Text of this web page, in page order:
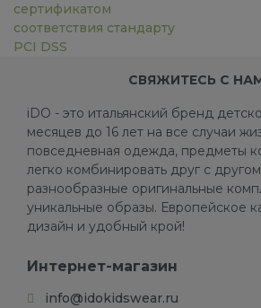
сертификатом
соответствия стандарту
PCI DSS
СВЯЖИТЕСЬ С
iDO - это итальянский бренд
месяцев до 16 лет на все случаи
повседневная одежда, предметы
легко комбинировать друг с
разнообразные оригинальные
уникальные образы. Европейское
дизайн и удобный крой!
Интернет-магазин
info@idokidswear.ru